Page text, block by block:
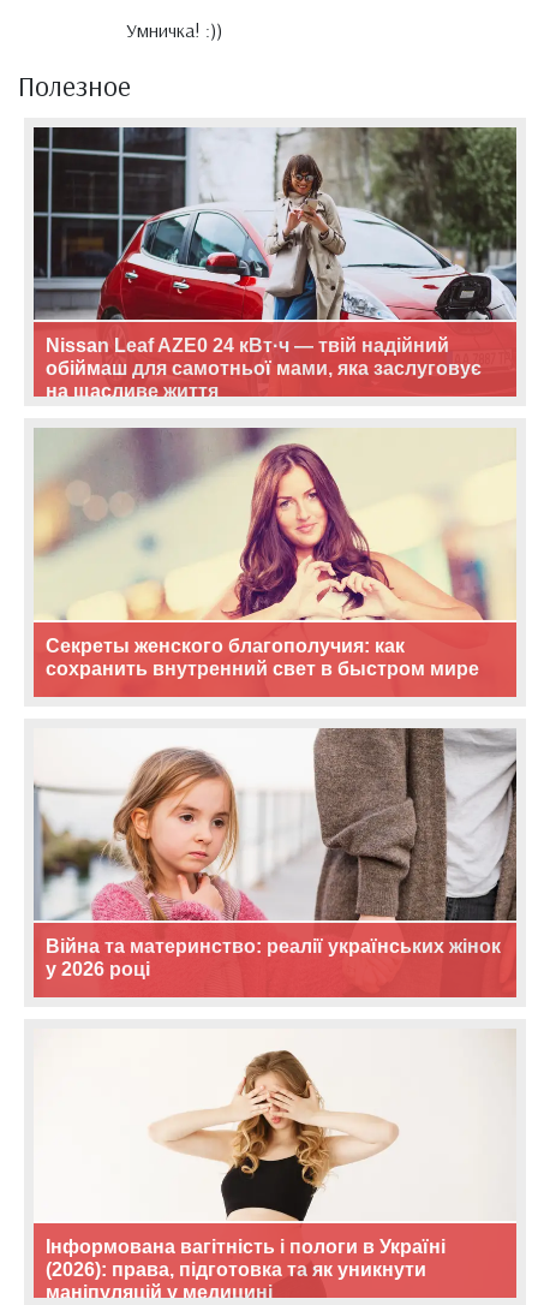
Умничка! :))
Полезное
Nissan Leaf AZE0 24 кВт·ч — твій надійний
обіймаш для самотньої мами, яка заслуговує
на щасливе життя
Секреты женского благополучия: как
сохранить внутренний свет в быстром мире
Війна та материнство: реалії українських жінок
у 2026 році
Інформована вагітність і пологи в Україні
(2026): права, підготовка та як уникнути
маніпуляцій у медицині